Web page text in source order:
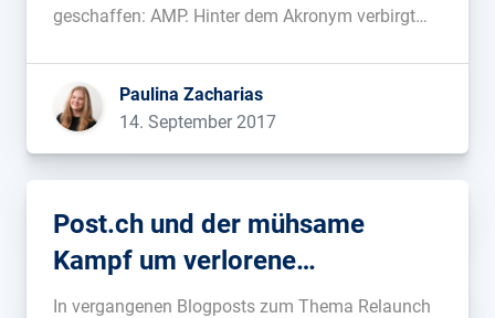
geschaffen: AMP. Hinter dem Akronym verbirgt
übersetzt als „beschleunigte Mobilseiten“
verstanden werden kann. Und um den Faktor
„Schnelligkeit“ soll es hierbei auch hauptsächlich
[…]...
Paulina Zacharias
14. September 2017
Post.ch und der mühsame
Kampf um verlorene
Sichtbarkeit
In vergangenen Blogposts zum Thema Relaunch